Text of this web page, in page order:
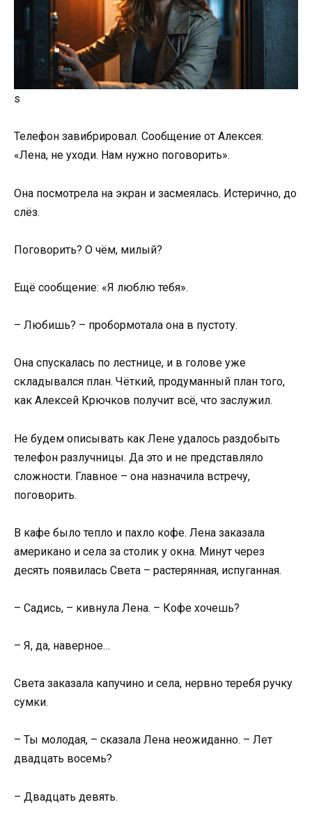
s
Телефон завибрировал. Сообщение от Алексея:
«Лена, не уходи. Нам нужно поговорить».
Она посмотрела на экран и засмеялась. Истерично, до
слёз.
Поговорить? О чём, милый?
Ещё сообщение: «Я люблю тебя».
– Любишь? – пробормотала она в пустоту.
Она спускалась по лестнице, и в голове уже
складывался план. Чёткий, продуманный план того,
как Алексей Крючков получит всё, что заслужил.
Не будем описывать как Лене удалось раздобыть
телефон разлучницы. Да это и не представляло
сложности. Главное – она назначила встречу,
поговорить.
В кафе было тепло и пахло кофе. Лена заказала
американо и села за столик у окна. Минут через
десять появилась Света – растерянная, испуганная.
– Садись, – кивнула Лена. – Кофе хочешь?
– Я, да, наверное…
Света заказала капучино и села, нервно теребя ручку
сумки.
– Ты молодая, – сказала Лена неожиданно. – Лет
двадцать восемь?
– Двадцать девять.